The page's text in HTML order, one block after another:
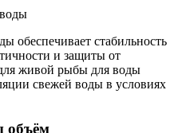
обеспечивает стабильность
и защиты от
живой рыбы для воды
свежей воды в условиях
объём